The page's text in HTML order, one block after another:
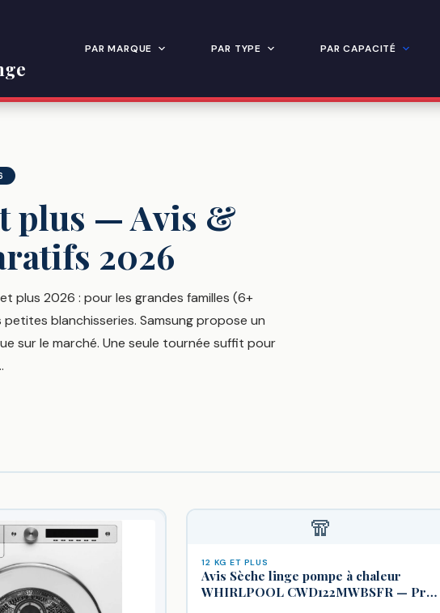
PAR MARQUE PAR TYPE PAR CAPACITÉ
plus — Avis &
2026
plus 2026 : pour les grandes familles (6+
blanchisseries. Samsung propose un
sur le marché. Une seule tournée suffit pour
🧣
12 KG ET PLUS
Avis Sèche linge pompe à chaleur
WHIRLPOOL CWD122MWBSFR — Prix